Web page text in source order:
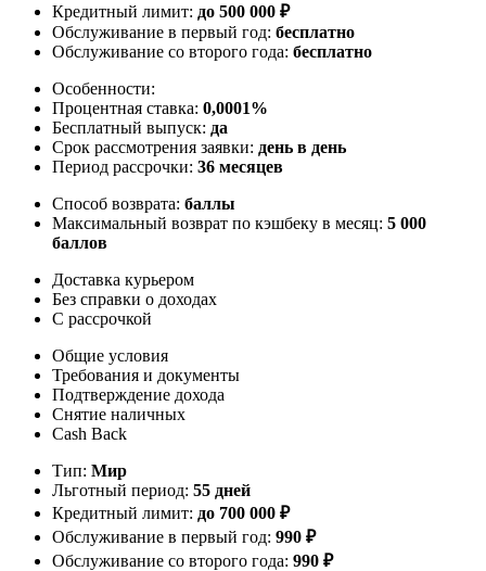
Кредитный лимит: до 500 000 ₽
Обслуживание в первый год: бесплатно
Обслуживание со второго года: бесплатно
Особенности:
Процентная ставка: 0,0001%
Бесплатный выпуск: да
Срок рассмотрения заявки: день в день
Период рассрочки: 36 месяцев
Способ возврата: баллы
Максимальный возврат по кэшбеку в месяц: 5 000
баллов
Доставка курьером
Без справки о доходах
С рассрочкой
Общие условия
Требования и документы
Подтверждение дохода
Снятие наличных
Cash Back
Тип: Мир
Льготный период: 55 дней
Кредитный лимит: до 700 000 ₽
Обслуживание в первый год: 990 ₽
Обслуживание со второго года: 990 ₽